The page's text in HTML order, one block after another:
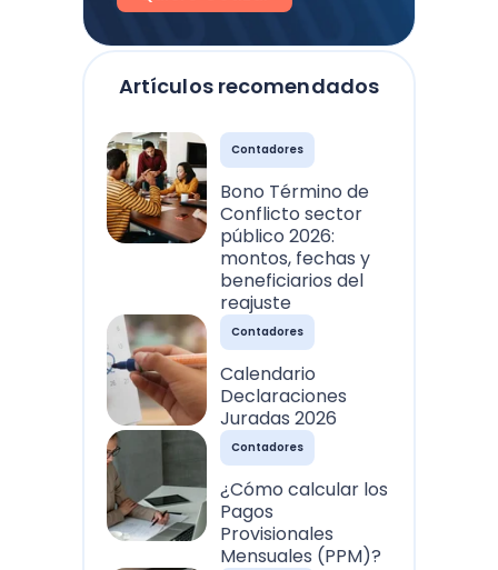
Artículos recomendados
Contadores
Bono Término de
Conflicto sector
público 2026:
montos, fechas y
beneficiarios del
reajuste
Contadores
Calendario
Declaraciones
Juradas 2026
Contadores
¿Cómo calcular los
Pagos
Provisionales
Mensuales (PPM)?